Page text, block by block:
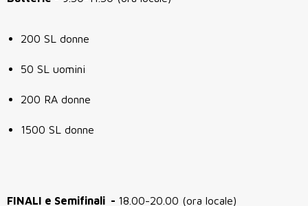
200 SL donne
50 SL uomini
200 RA donne
1500 SL donne
FINALI e Semifinali - 18.00-20.00 (ora locale)